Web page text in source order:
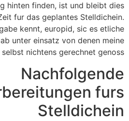
hinten finden, ist und bleibt dies
fur das geplantes Stelldichein.
kennt, europid, sic es etliche
unter einsatz von denen meine
nichtens gerechnet genoss.
Nachfolgende
furs
Stelldichein